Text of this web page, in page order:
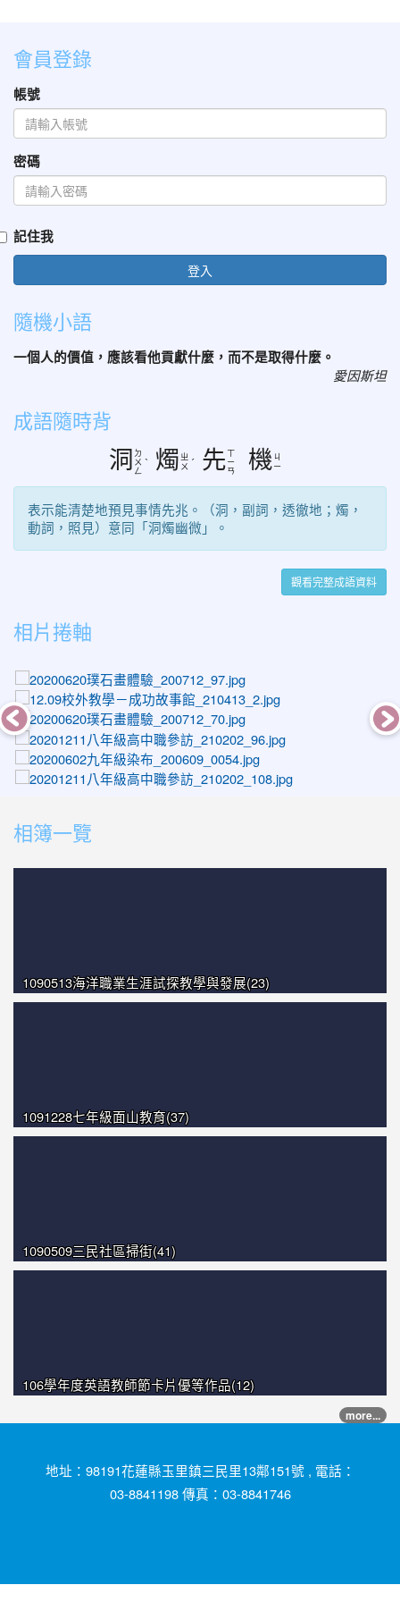
會員登錄
帳號
密碼
記住我
登入
隨機小語
一個人的價值，應該看他貢獻什麼，而不是取得什麼。
愛因斯坦
成語隨時背
洞 ㄉ
ㄨ
ㄥ
ˋ 燭 ㄓ
ㄨ ˊ 先ㄒ
ㄧ
ㄢ
機 ㄐ
ㄧ
表示能清楚地預見事情先兆。（洞，副詞，透徹地；燭，
動詞，照見）意同「洞燭幽微」。
觀看完整成語資料
相片捲軸
photo-1270
photo-1079
photo-1039
photo-1513
相簿一覽
1090513海洋職業生涯試探教學與發展(23)
1091228七年級面山教育(37)
1090509三民社區掃街(41)
106學年度英語教師節卡片優等作品(12)
more...
地址：98191花蓮縣玉里鎮三民里13鄰151號 , 電話：
03-8841198 傳真：03-8841746